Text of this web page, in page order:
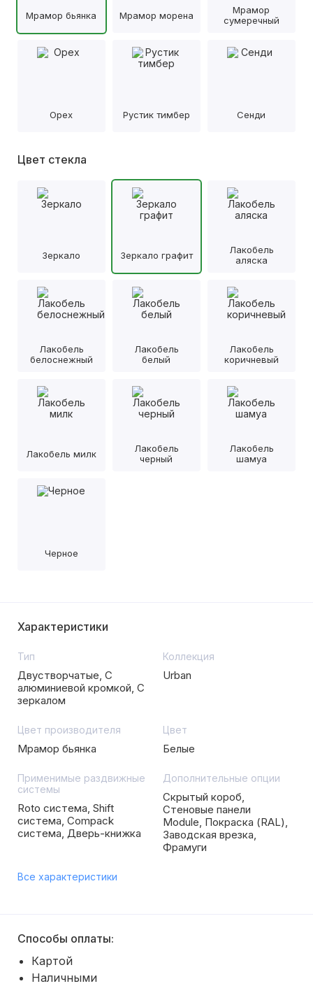
Мрамор бьянка Мрамор морена
Мрамор
сумеречный
Орех Рустик тимбер Сенди
Цвет стекла
Зеркало Зеркало графит
Лакобель
аляска
Лакобель
белоснежный
Лакобель
белый
Лакобель
коричневый
Лакобель милк
Лакобель
черный
Лакобель
шамуа
Черное
Характеристики
Тип
Двустворчатые, С
алюминиевой кромкой, С
зеркалом
Коллекция
Urban
Цвет производителя
Мрамор бьянка
Цвет
Белые
Применимые раздвижные
системы
Roto система, Shift
система, Compack
система, Дверь-книжка
Дополнительные опции
Скрытый короб,
Стеновые панели
Module, Покраска (RAL),
Заводская врезка,
Фрамуги
Все характеристики
Способы оплаты:
Картой
Наличными